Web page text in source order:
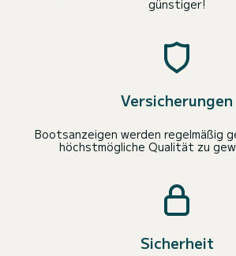
günstiger!
Versicherungen
Bootsanzeigen werden regelmäßig
höchstmögliche Qualität zu
Sicherheit